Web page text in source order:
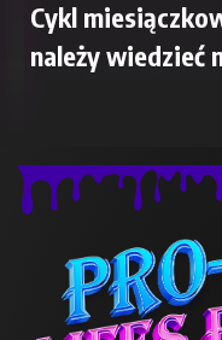
Cykl
należy wiedzieć